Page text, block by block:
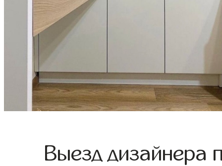
Выезд дизайнера